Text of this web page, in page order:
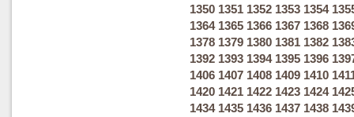
1350 1351 1352 1353 1354
1364 1365 1366 1367 1368
1378 1379 1380 1381 1382
1392 1393 1394 1395 1396
1406 1407 1408 1409 1410
1420 1421 1422 1423 1424
1434 1435 1436 1437 1438